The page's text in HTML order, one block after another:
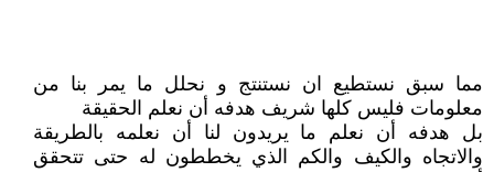
مما سبق نستطيع ان نستنتج و نحلل ما يمر بنا من
معلومات فليس كلها شريف هدفه أن نعلم الحقيقة
بل هدفه أن نعلم ما يريدون لنا أن نعلمه بالطريقة
والاتجاه والكيف والكم الذي يخططون له حتى تتحقق